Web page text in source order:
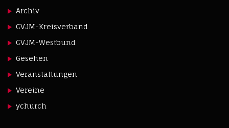
Archiv
CVJM-Kreisverband
CVJM-Westbund
Gesehen
Veranstaltungen
Vereine
ychurch